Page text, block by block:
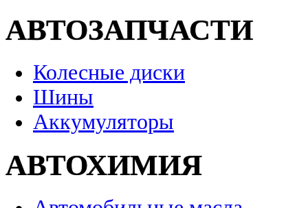
АВТОЗАПЧАСТИ
Колесные диски
Шины
Аккумуляторы
АВТОХИМИЯ